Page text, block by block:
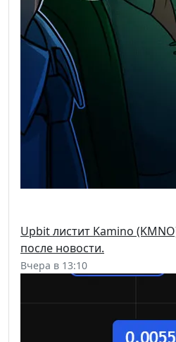
Upbit листит Kamino
после новости.
Вчера в 13:10